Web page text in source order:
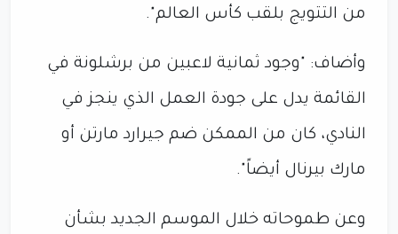
من التتويج بلقب كأس العالم".
وأضاف: "وجود ثمانية لاعبين من برشلونة في
القائمة يدل على جودة العمل الذي ينجز في
النادي، كان من الممكن ضم جيرارد مارتن أو
مارك بيرنال أيضاً".
وعن طموحاته خلال الموسم الجديد بشأن